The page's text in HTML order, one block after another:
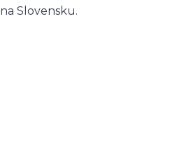
Slovensku.